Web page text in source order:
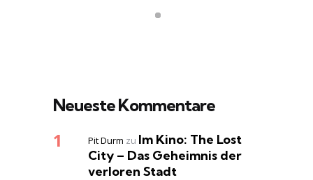
Neueste Kommentare
Pit Durm zu Im Kino: The Lost
City – Das Geheimnis der
verloren Stadt